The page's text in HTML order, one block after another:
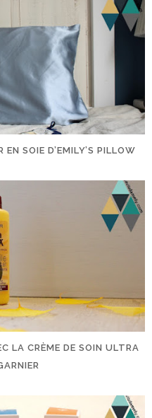
EN SOIE D’EMILY’S PILLOW
LA CRÈME DE SOIN ULTRA